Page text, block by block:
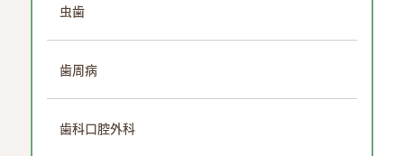
虫歯
歯周病
歯科口腔外科